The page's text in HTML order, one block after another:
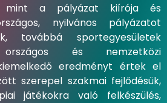
a pályázat kiírója és
nyilvános pályázatot
továbbá sportegyesületek
és nemzetközi
eredményt értek el
szerepel szakmai fejlődésük,
játékokra való felkészülés,